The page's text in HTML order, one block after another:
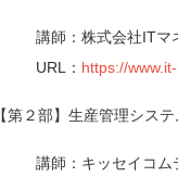
講師：株式会社IT
URL： https://
【第２部】生産管理シス
講師：キッセイコム